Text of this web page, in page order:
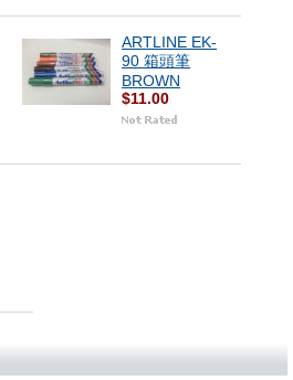
ARTLINE EK-
90 箱頭筆
BROWN
$11.00